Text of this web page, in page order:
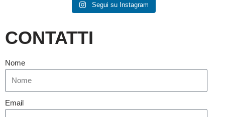
Segui su Instagram
CONTATTI
Nome
Email